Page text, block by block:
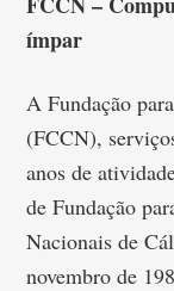
ímpar
A Fundação
(FCCN),
anos de
de Fundação
Nacionais de
novembro de